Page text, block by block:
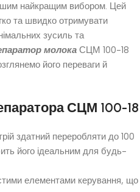
найкращим вибором. Цей
та швидко отримувати
зусиль та
молока СЦМ 100-18
його переваги й
СЦМ 100-18
здатний переробляти до 100
його ідеальним для будь-
елементами керування, що